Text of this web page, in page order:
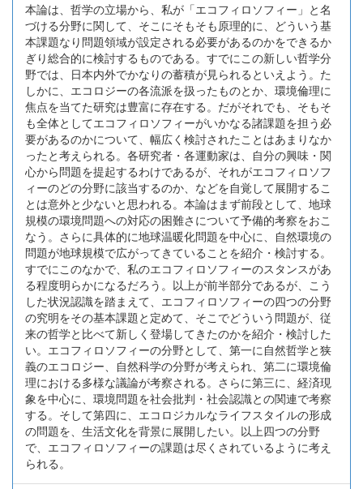
本論は、哲学の立場から、私が「エコフィロソフィー」と名
づける分野に関して、そこにそもそも原理的に、どういう基
本課題なり問題領域が設定される必要があるのかをできるか
ぎり総合的に検討するものである。すでにこの新しい哲学分
野では、日本内外でかなりの蓄積が見られるといえよう。た
しかに、エコロジーの各流派を扱ったものとか、環境倫理に
焦点を当てた研究は豊富に存在する。だがそれでも、そもそ
も全体としてエコフィロソフィーがいかなる諸課題を担う必
要があるのかについて、幅広く検討されたことはあまりなか
ったと考えられる。各研究者・各運動家は、自分の興味・関
心から問題を提起するわけであるが、それがエコフィロソフ
ィーのどの分野に該当するのか、などを自覚して展開するこ
とは意外と少ないと思われる。本論はまず前段として、地球
規模の環境問題への対応の困難さについて予備的考察をおこ
なう。さらに具体的に地球温暖化問題を中心に、自然環境の
問題が地球規模で広がってきていることを紹介・検討する。
すでにこのなかで、私のエコフィロソフィーのスタンスがあ
る程度明らかになるだろう。以上が前半部分であるが、こう
した状況認識を踏まえて、エコフィロソフィーの四つの分野
の究明をその基本課題と定めて、そこでどういう問題が、従
来の哲学と比べて新しく登場してきたのかを紹介・検討した
い。エコフィロソフィーの分野として、第一に自然哲学と狭
義のエコロジー、自然科学の分野が考えられ、第二に環境倫
理における多様な議論が考察される。さらに第三に、経済現
象を中心に、環境問題を社会批判・社会認識との関連で考察
する。そして第四に、エコロジカルなライフスタイルの形成
の問題を、生活文化を背景に展開したい。以上四つの分野
で、エコフィロソフィーの課題は尽くされているように考え
られる。